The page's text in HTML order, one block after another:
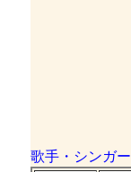
歌手・シンガー